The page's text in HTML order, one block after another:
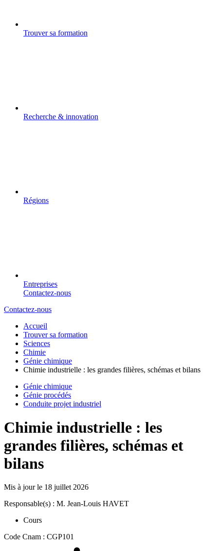
Trouver sa formation
Recherche & innovation
Régions
Entreprises
Contactez-nous
Contactez-nous
Accueil
Trouver sa formation
Sciences
Chimie
Génie chimique
Chimie industrielle : les grandes filières, schémas et bilans
Génie chimique
Génie procédés
Conduite projet industriel
Chimie industrielle : les
grandes filières, schémas et
bilans
Mis à jour le 18 juillet 2026
Responsable(s) : M. Jean-Louis HAVET
Cours
Code Cnam : CGP101